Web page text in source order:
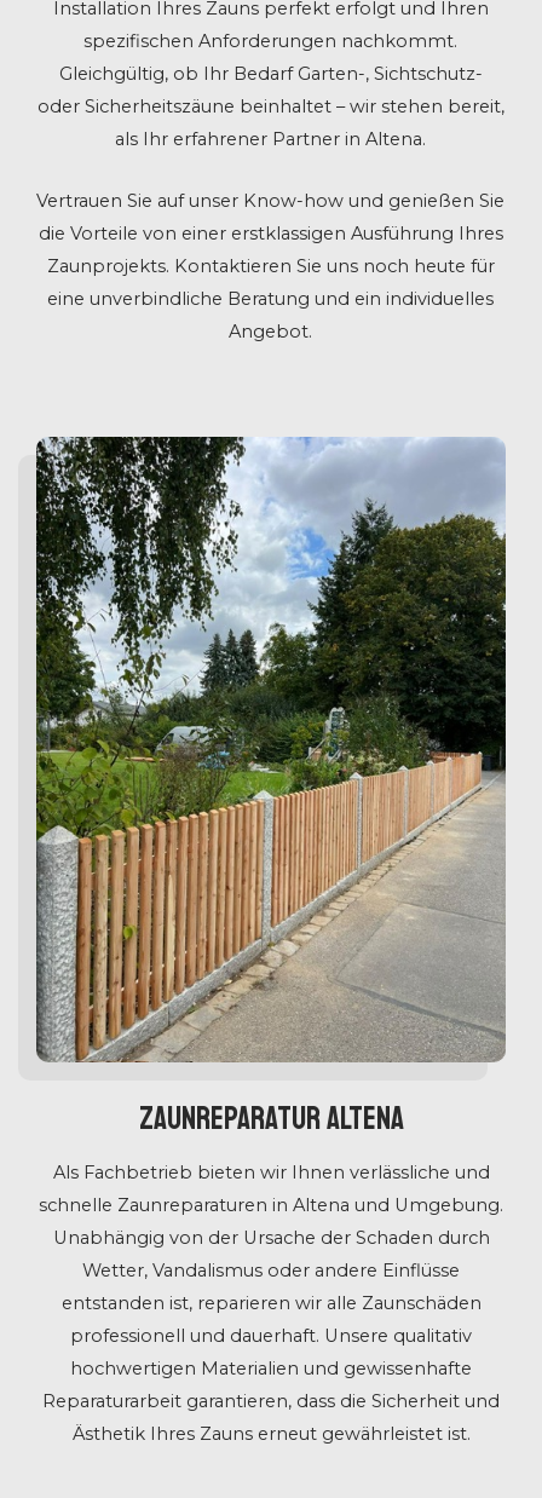
Installation Ihres Zauns perfekt erfolgt und Ihren
spezifischen Anforderungen nachkommt.
Gleichgültig, ob Ihr Bedarf Garten-, Sichtschutz-
oder Sicherheitszäune beinhaltet – wir stehen bereit,
als Ihr erfahrener Partner in Altena.
Vertrauen Sie auf unser Know-how und genießen Sie
die Vorteile von einer erstklassigen Ausführung Ihres
Zaunprojekts. Kontaktieren Sie uns noch heute für
eine unverbindliche Beratung und ein individuelles
Angebot.
Zaunreparatur Altena
Als Fachbetrieb bieten wir Ihnen verlässliche und
schnelle Zaunreparaturen in Altena und Umgebung.
Unabhängig von der Ursache der Schaden durch
Wetter, Vandalismus oder andere Einflüsse
entstanden ist, reparieren wir alle Zaunschäden
professionell und dauerhaft. Unsere qualitativ
hochwertigen Materialien und gewissenhafte
Reparaturarbeit garantieren, dass die Sicherheit und
Ästhetik Ihres Zauns erneut gewährleistet ist.